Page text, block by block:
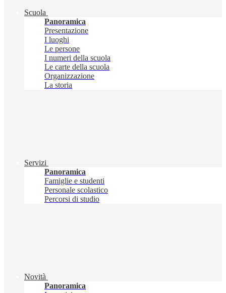
Scuola
Panoramica
Presentazione
I luoghi
Le persone
I numeri della scuola
Le carte della scuola
Organizzazione
La storia
Servizi
Panoramica
Famiglie e studenti
Personale scolastico
Percorsi di studio
Novità
Panoramica